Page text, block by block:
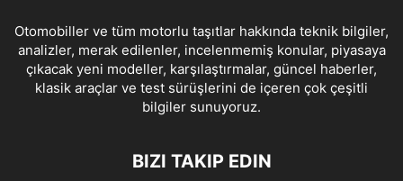
Otomobiller ve tüm motorlu taşıtlar hakkında teknik bilgiler,
analizler, merak edilenler, incelenmemiş konular, piyasaya
çıkacak yeni modeller, karşılaştırmalar, güncel haberler,
klasik araçlar ve test sürüşlerini de içeren çok çeşitli
bilgiler sunuyoruz.
BIZI TAKIP EDIN